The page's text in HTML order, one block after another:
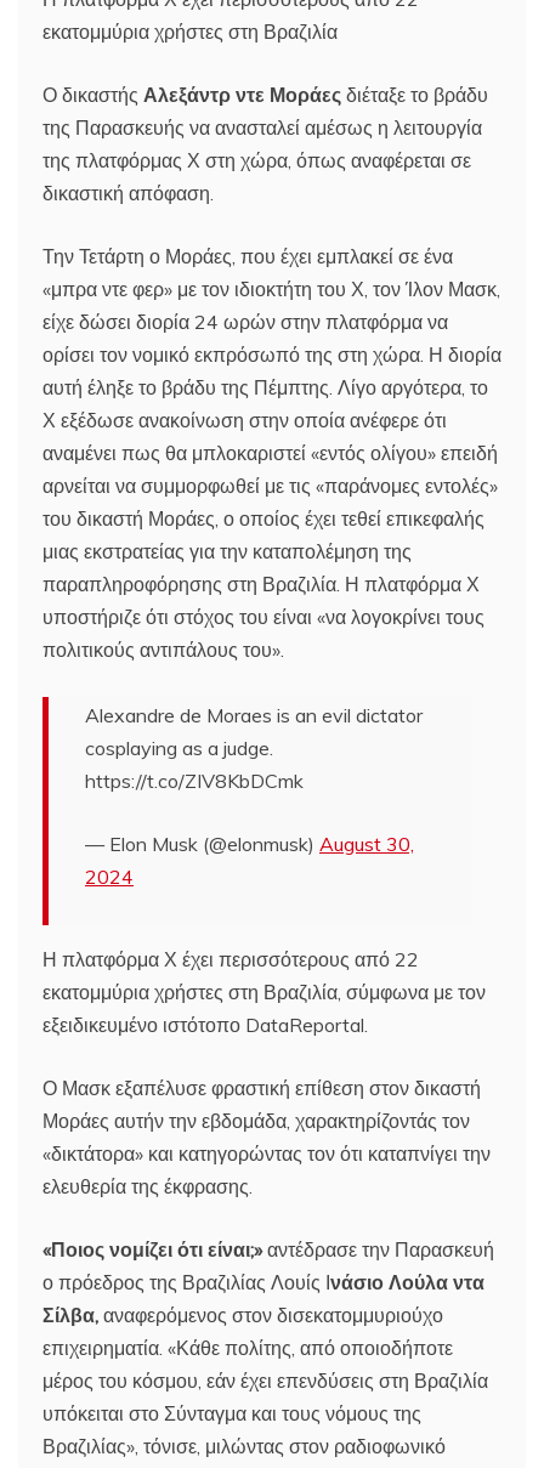
εκατομμύρια χρήστες στη Βραζιλία
Ο δικαστής Αλεξάντρ ντε Μοράες διέταξε το βράδυ
της Παρασκευής να ανασταλεί αμέσως η λειτουργία
της πλατφόρμας Χ στη χώρα, όπως αναφέρεται σε
δικαστική απόφαση.
Την Τετάρτη ο Μοράες, που έχει εμπλακεί σε ένα
«μπρα ντε φερ» με τον ιδιοκτήτη του Χ, τον Ίλον Μασκ,
είχε δώσει διορία 24 ωρών στην πλατφόρμα να
ορίσει τον νομικό εκπρόσωπό της στη χώρα. Η διορία
αυτή έληξε το βράδυ της Πέμπτης. Λίγο αργότερα, το
Χ εξέδωσε ανακοίνωση στην οποία ανέφερε ότι
αναμένει πως θα μπλοκαριστεί «εντός ολίγου» επειδή
αρνείται να συμμορφωθεί με τις «παράνομες εντολές»
του δικαστή Μοράες, ο οποίος έχει τεθεί επικεφαλής
μιας εκστρατείας για την καταπολέμηση της
παραπληροφόρησης στη Βραζιλία. Η πλατφόρμα Χ
υποστήριζε ότι στόχος του είναι «να λογοκρίνει τους
πολιτικούς αντιπάλους του».
Alexandre de Moraes is an evil dictator
cosplaying as a judge.
https://t.co/ZIV8KbDCmk
— Elon Musk (@elonmusk) August 30,
2024
Η πλατφόρμα Χ έχει περισσότερους από 22
εκατομμύρια χρήστες στη Βραζιλία, σύμφωνα με τον
εξειδικευμένο ιστότοπο DataReportal.
Ο Μασκ εξαπέλυσε φραστική επίθεση στον δικαστή
Μοράες αυτήν την εβδομάδα, χαρακτηρίζοντάς τον
«δικτάτορα» και κατηγορώντας τον ότι καταπνίγει την
ελευθερία της έκφρασης.
«Ποιος νομίζει ότι είναι;»αντέδρασε την Παρασκευή
ο πρόεδρος της Βραζιλίας Λουίς Ινάσιο Λούλα ντα
Σίλβα, αναφερόμενος στον δισεκατομμυριούχο
επιχειρηματία. «Κάθε πολίτης, από οποιοδήποτε
μέρος του κόσμου, εάν έχει επενδύσεις στη Βραζιλία
υπόκειται στο Σύνταγμα και τους νόμους της
Βραζιλίας», τόνισε, μιλώντας στον ραδιοφωνικό